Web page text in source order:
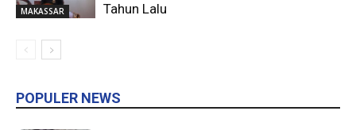
MAKASSAR
Tahun Lalu
POPULER NEWS